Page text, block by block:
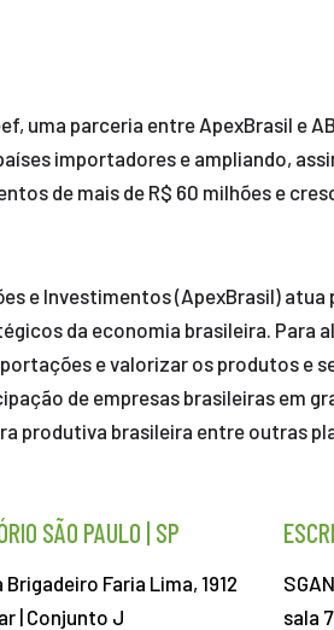
uma parceria entre ApexBrasil e
importadores e ampliando,
de mais de R$ 60 milhões e
e Investimentos (ApexBrasil)
da economia brasileira. Para
e valorizar os produtos e
de empresas brasileiras em
produtiva brasileira entre outras
SÃO PAULO | SP
Brigadeiro Faria Lima, 1912
| Conjunto J
sala